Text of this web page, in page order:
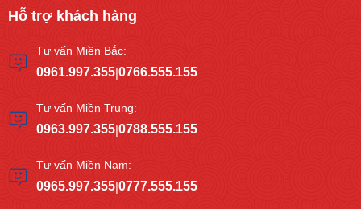
Hỗ trợ khách hàng
Tư vấn Miền Bắc:
0961.997.355|0766.555.155
Tư vấn Miền Trung:
0963.997.355|0788.555.155
Tư vấn Miền Nam:
0965.997.355|0777.555.155